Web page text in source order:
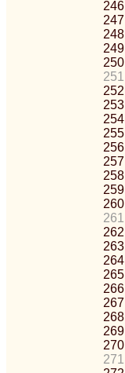
246
247
248
249
250
251
252
253
254
255
256
257
258
259
260
261
262
263
264
265
266
267
268
269
270
271